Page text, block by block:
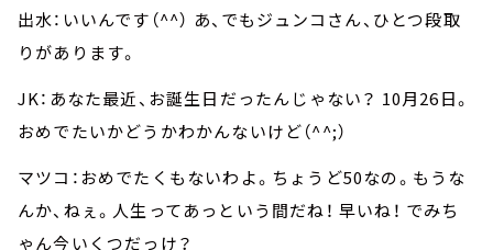
出水：いいんです（^^） あ、でもジュンコさん、ひとつ段取
りがあります。
JK：あなた最近、お誕生日だったんじゃない？ 10月26日。
おめでたいかどうかわかんないけど（^^;）
マツコ：おめでたくもないわよ。ちょうど50なの。もうな
んか、ねぇ。人生ってあっという間だね！ 早いね！ でみち
ゃん今いくつだっけ？